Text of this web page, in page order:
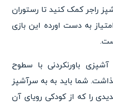
راجر کمک کنید تا رستوران
به دست اورده این بازی
باورنکردنی با سطوح
شما باید به به سرآشپز
را که از کودکی رویای آن